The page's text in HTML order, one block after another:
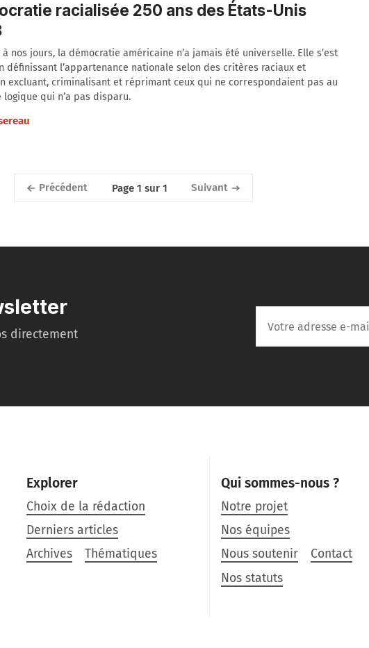
racialisée 250 ans des États-Unis
à nos jours, la démocratie américaine n’a jamais été universelle. Elle s’est
définissant l’appartenance nationale selon des critères raciaux et
excluant, criminalisant et réprimant ceux qui ne correspondaient pas au
logique qui n’a pas disparu.
Précédent Page 1 sur 1 Suivant
directement
Explorer
Choix de la rédaction
Derniers articles
Archives
Thématiques
Qui sommes-nous ?
Notre projet
Nos équipes
Nous soutenir
Contact
Nos statuts